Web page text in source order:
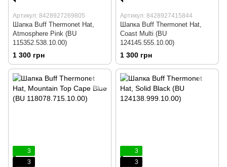
Артикул: 8428927269805
Шапка Buff Thermonet Hat,
Atmosphere Pink (BU
115352.538.10.00)
1 300 грн
Артикул: 8428927415844
Шапка Buff Thermonet Hat,
Coast Multi (BU
124145.555.10.00)
1 300 грн
3
3
3
3